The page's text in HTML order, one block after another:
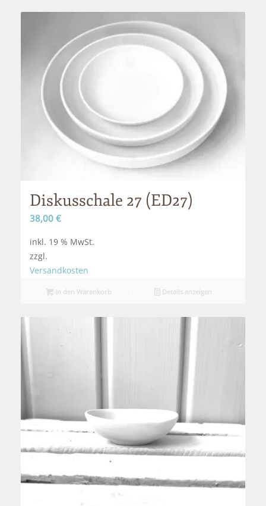
Diskusschale 27 (ED27)
38,00 €
inkl. 19 % MwSt.
zzgl.
Versandkosten
In den Warenkorb Details anzeigen